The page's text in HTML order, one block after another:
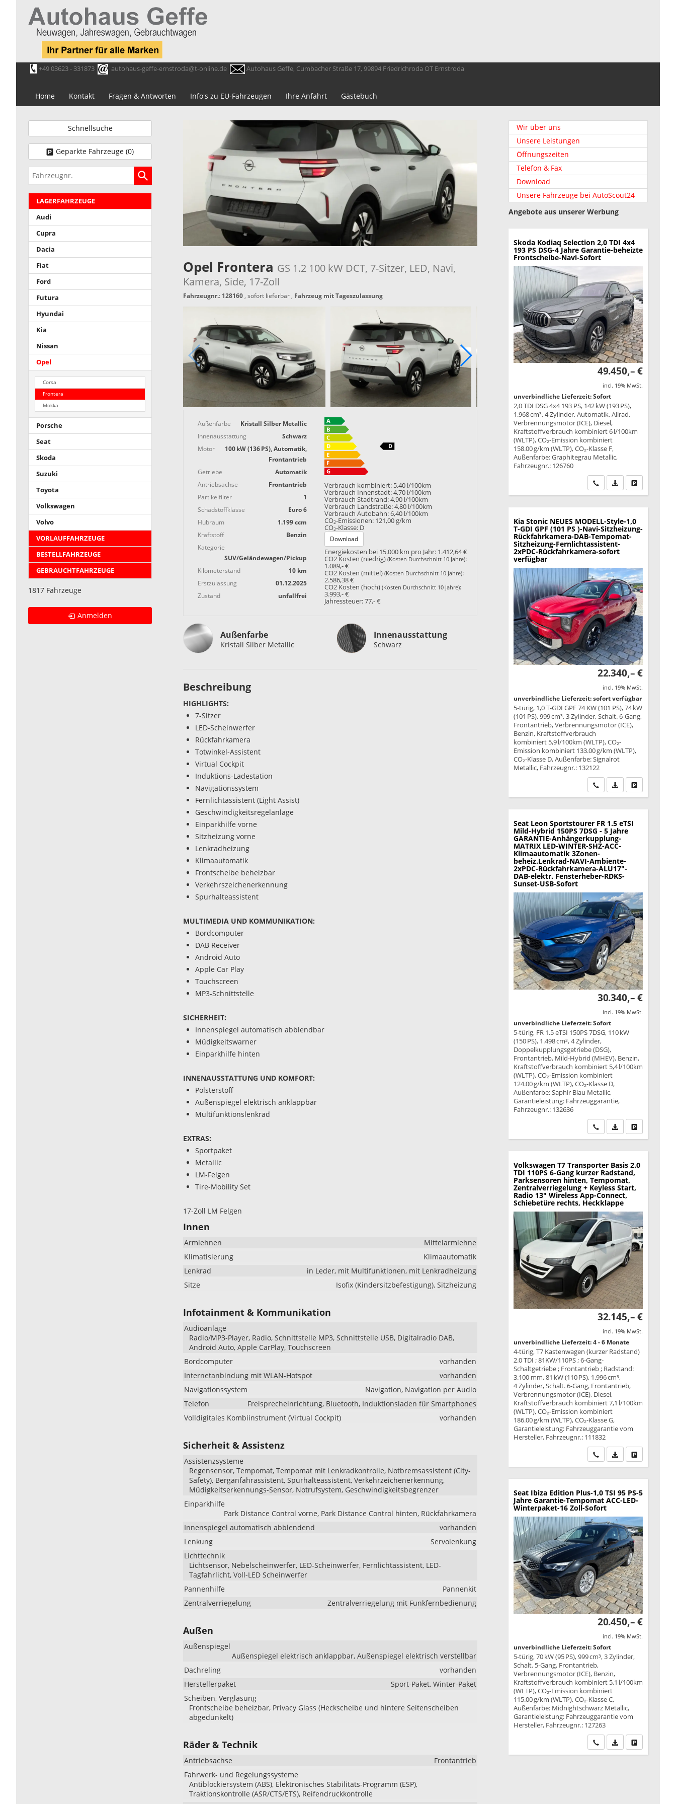
+49 03623 - 331873 autohaus-geffe-ernstroda@t-online.de Autohaus Geffe, Cumbacher Straße 17, 99894 Friedrichroda OT Ernstroda
Home Kontakt Fragen & Antworten Info's zu EU-Fahrzeugen Ihre Anfahrt Gästebuch
Opel Frontera GS 1.2 100 kW DCT, 7-Sitzer, LED, Navi,
Kamera, Side, 17-Zoll
Fahrzeugnr.: 128160, sofort lieferbar, Fahrzeug mit Tageszulassung
Außenfarbe
Kristall Silber Metallic
Innenausstattung
Schwarz
Motor
100 kW (136 PS), Automatik,
Frontantrieb
Getriebe
Automatik
Antriebsachse
Frontantrieb
Partikelfilter
1
Schadstoffklasse
Euro 6
Hubraum
1.199 ccm
Kraftstoff
Benzin
Kategorie
SUV/Geländewagen/Pickup
Kilometerstand
10 km
Erstzulassung
01.12.2025
Zustand
unfallfrei
Verbrauch kombiniert: 5,40 l/100km
Verbrauch Innenstadt: 4,70 l/100km
Verbrauch Stadtrand: 4,90 l/100km
Verbrauch Landstraße: 4,80 l/100km
Verbrauch Autobahn: 6,40 l/100km
CO2-Emissionen: 121,00 g/km
CO2-Klasse: D
Download
Energiekosten bei 15.000 km pro Jahr: 1.412,64 €
CO2 Kosten (niedrig)(Kosten Durchschnitt 10 Jahre):
1.089,- €
CO2 Kosten (mittel)(Kosten Durchschnitt 10 Jahre):
2.586,38 €
CO2 Kosten (hoch)(Kosten Durchschnitt 10 Jahre):
3.993,- €
Jahressteuer: 77,- €
Außenfarbe
Kristall Silber Metallic
Innenausstattung
Innenausstattung
Schwarz
Beschreibung
HIGHLIGHTS:
7-Sitzer
LED-Scheinwerfer
Rückfahrkamera
Totwinkel-Assistent
Virtual Cockpit
Induktions-Ladestation
Navigationssystem
Fernlichtassistent (Light Assist)
Geschwindigkeitsregelanlage
Einparkhilfe vorne
Sitzheizung vorne
Lenkradheizung
Klimaautomatik
Frontscheibe beheizbar
Verkehrszeichenerkennung
Spurhalteassistent
MULTIMEDIA UND KOMMUNIKATION:
Bordcomputer
DAB Receiver
Android Auto
Apple Car Play
Touchscreen
MP3-Schnittstelle
SICHERHEIT:
Innenspiegel automatisch abblendbar
Müdigkeitswarner
Einparkhilfe hinten
INNENAUSSTATTUNG UND KOMFORT:
Polsterstoff
Außenspiegel elektrisch anklappbar
Multifunktionslenkrad
EXTRAS:
Sportpaket
Metallic
LM-Felgen
Tire-Mobility Set
17-Zoll LM Felgen
Innen
Armlehnen
Mittelarmlehne
Klimatisierung
Klimaautomatik
Lenkrad
in Leder, mit Multifunktionen, mit Lenkradheizung
Sitze
Isofix (Kindersitzbefestigung), Sitzheizung
Infotainment & Kommunikation
Audioanlage
Radio/MP3-Player, Radio, Schnittstelle MP3, Schnittstelle USB, Digitalradio DAB,
Android Auto, Apple CarPlay, Touchscreen
Bordcomputer
vorhanden
Internetanbindung mit WLAN-Hotspot
vorhanden
Navigationssystem
Navigation, Navigation per Audio
Telefon
Freisprecheinrichtung, Bluetooth, Induktionsladen für Smartphones
Volldigitales Kombiinstrument (Virtual Cockpit)
vorhanden
Sicherheit & Assistenz
Assistenzsysteme
Regensensor, Tempomat, Tempomat mit Lenkradkontrolle, Notbremsassistent (City-
Safety), Berganfahrassistent, Spurhalteassistent, Verkehrzeichenerkennung,
Müdigkeitserkennungs-Sensor, Notrufsystem, Geschwindigkeitsbegrenzer
Einparkhilfe
Park Distance Control vorne, Park Distance Control hinten, Rückfahrkamera
Innenspiegel automatisch abblendend
vorhanden
Lenkung
Servolenkung
Lichttechnik
Lichtsensor, Nebelscheinwerfer, LED-Scheinwerfer, Fernlichtassistent, LED-
Tagfahrlicht, Voll-LED Scheinwerfer
Pannenhilfe
Pannenkit
Zentralverriegelung
Zentralverriegelung mit Funkfernbedienung
Außen
Außenspiegel
Außenspiegel elektrisch anklappbar, Außenspiegel elektrisch verstellbar
Dachreling
vorhanden
Herstellerpaket
Sport-Paket, Winter-Paket
Scheiben, Verglasung
Frontscheibe beheizbar, Privacy Glass (Heckscheibe und hintere Seitenscheiben
abgedunkelt)
Räder & Technik
Antriebsachse
Frontantrieb
Fahrwerk- und Regelungssysteme
Antiblockiersystem (ABS), Elektronisches Stabilitäts-Programm (ESP),
Traktionskontrolle (ASR/CTS/ETS), Reifendruckkontrolle
Schnellsuche
Geparkte Fahrzeuge (0)
Fahrzeugnr.
LAGERFAHRZEUGE
Audi
Cupra
Dacia
Fiat
Ford
Futura
Hyundai
Kia
Nissan
Opel
Corsa
Frontera
Mokka
Porsche
Seat
Skoda
Suzuki
Toyota
Volkswagen
Volvo
VORLAUFFAHRZEUGE
BESTELLFAHRZEUGE
GEBRAUCHTFAHRZEUGE
1817 Fahrzeuge
Anmelden
Wir über uns
Unsere Leistungen
Öffnungszeiten
Telefon & Fax
Download
Unsere Fahrzeuge bei AutoScout24
Angebote aus unserer Werbung
Skoda Kodiaq Selection 2,0 TDI 4x4
193 PS DSG-4 Jahre Garantie-beheizte
Frontscheibe-Navi-Sofort
49.450,– €
incl. 19% MwSt.
unverbindliche Lieferzeit: Sofort
2,0 TDI DSG 4x4 193 PS, 142 kW (193 PS),
1.968 cm³, 4 Zylinder, Automatik, Allrad,
Verbrennungsmotor (ICE), Diesel,
Kraftstoffverbrauch kombiniert 6 l/100km
(WLTP), CO₂-Emission kombiniert
158.00 g/km (WLTP), CO₂-Klasse F,
Außenfarbe: Graphitegrau Metallic,
Fahrzeugnr.: 126760
Wir rufen Sie an
PDF-Datei,Drucken,
Kia Stonic NEUES MODELL-Style-1,0
T-GDI GPF (101 PS )-Navi-Sitzheizung-
Rückfahrkamera-DAB-Tempomat-
Sitzheizung-Fernlichtassistent-
2xPDC-Rückfahrkamera-sofort
verfügbar
22.340,– €
incl. 19% MwSt.
unverbindliche Lieferzeit: sofort verfügbar
5-türig, 1,0 T-GDI GPF 74 KW (101 PS), 74 kW
(101 PS), 999 cm³, 3 Zylinder, Schalt. 6-Gang,
Frontantrieb, Verbrennungsmotor (ICE),
Benzin, Kraftstoffverbrauch
kombiniert 5,9 l/100km (WLTP), CO₂-
Emission kombiniert 133.00 g/km (WLTP),
CO₂-Klasse D, Außenfarbe: Signalrot
Metallic, Fahrzeugnr.: 132122
Wir rufen Sie an
PDF-Datei,Drucken,
Seat Leon Sportstourer FR 1.5 eTSI
Mild-Hybrid 150PS 7DSG - 5 Jahre
GARANTIE-Anhängerkupplung-
MATRIX LED-WINTER-SHZ-ACC-
Klimaautomatik 3Zonen-
beheiz.Lenkrad-NAVI-Ambiente-
2xPDC-Rückfahrkamera-ALU17"-
DAB-elektr. Fensterheber-RDKS-
Sunset-USB-Sofort
30.340,– €
incl. 19% MwSt.
unverbindliche Lieferzeit: Sofort
5-türig, FR 1.5 eTSI 150PS 7DSG, 110 kW
(150 PS), 1.498 cm³, 4 Zylinder,
Doppelkupplungsgetriebe (DSG),
Frontantrieb, Mild-Hybrid (MHEV), Benzin,
Kraftstoffverbrauch kombiniert 5,4 l/100km
(WLTP), CO₂-Emission kombiniert
124.00 g/km (WLTP), CO₂-Klasse D,
Außenfarbe: Saphir Blau Metallic,
Garantieleistung: Fahrzeuggarantie,
Fahrzeugnr.: 132636
Wir rufen Sie an
PDF-Datei,Drucken,
Volkswagen T7 Transporter Basis 2.0
TDI 110PS 6-Gang kurzer Radstand,
Parksensoren hinten, Tempomat,
Zentralverriegelung + Keyless Start,
Radio 13" Wireless App-Connect,
Schiebetüre rechts, Heckklappe
32.145,– €
incl. 19% MwSt.
unverbindliche Lieferzeit: 4 - 6 Monate
4-türig, T7 Kastenwagen (kurzer Radstand)
2.0 TDI ; 81KW/110PS ; 6-Gang-
Schaltgetriebe ; Frontantrieb ; Radstand:
3.100 mm, 81 kW (110 PS), 1.996 cm³,
4 Zylinder, Schalt. 6-Gang, Frontantrieb,
Verbrennungsmotor (ICE), Diesel,
Kraftstoffverbrauch kombiniert 7,1 l/100km
(WLTP), CO₂-Emission kombiniert
186.00 g/km (WLTP), CO₂-Klasse G,
Garantieleistung: Fahrzeuggarantie vom
Hersteller, Fahrzeugnr.: 111832
Wir rufen Sie an
PDF-Datei,Drucken,
Seat Ibiza Edition Plus-1,0 TSI 95 PS-5
Jahre Garantie-Tempomat ACC-LED-
Winterpaket-16 Zoll-Sofort
20.450,– €
incl. 19% MwSt.
unverbindliche Lieferzeit: Sofort
5-türig, 70 kW (95 PS), 999 cm³, 3 Zylinder,
Schalt. 5-Gang, Frontantrieb,
Verbrennungsmotor (ICE), Benzin,
Kraftstoffverbrauch kombiniert 5,1 l/100km
(WLTP), CO₂-Emission kombiniert
115.00 g/km (WLTP), CO₂-Klasse C,
Außenfarbe: Midnightschwarz Metallic,
Garantieleistung: Fahrzeuggarantie vom
Hersteller, Fahrzeugnr.: 127263
Wir rufen Sie an
PDF-Datei,Drucken,